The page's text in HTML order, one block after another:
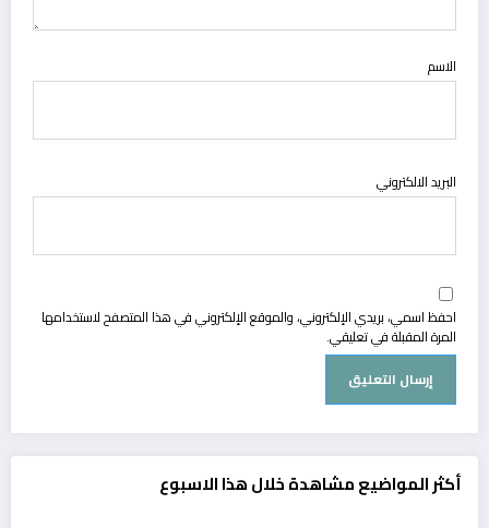
الاسم
البريد الالكتروني
احفظ اسمي، بريدي الإلكتروني، والموقع الإلكتروني في هذا المتصفح لاستخدامها
المرة المقبلة في تعليقي.
أكثر المواضيع مشاهدة خلال هذا الاسبوع